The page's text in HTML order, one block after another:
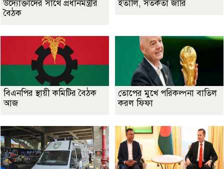
উদ্যোক্তাদের সাথে প্রধানমন্ত্রীর
বৈঠক
ইতালি, সতর্কতা জারি
বিএনপির স্থায়ী কমিটির বৈঠক
আজ
তোপের মুখে পরিকল্পনা বাতিল
করল ফিফা